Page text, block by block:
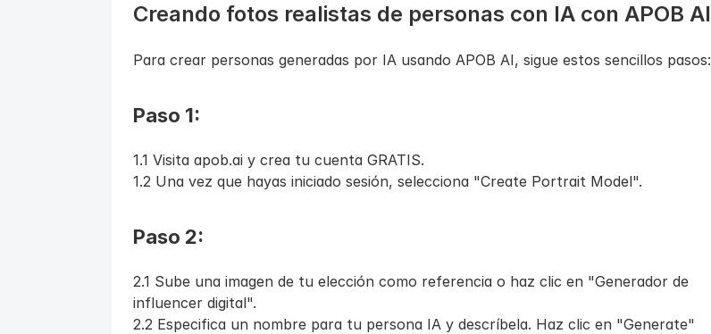
Creando fotos realistas de personas con IA con APOB AI
Para crear personas generadas por IA usando APOB AI, sigue estos sencillos pasos:
Paso 1:
1.1 Visita apob.ai y crea tu cuenta GRATIS.
1.2 Una vez que hayas iniciado sesión, selecciona "Create Portrait Model".
Paso 2:
2.1 Sube una imagen de tu elección como referencia o haz clic en "Generador de
influencer digital".
2.2 Especifica un nombre para tu persona IA y descríbela. Haz clic en "Generate"